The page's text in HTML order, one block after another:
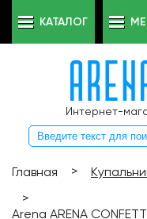
Интернет-
КАТАЛОГ
Главная >
>
Arena ARENA